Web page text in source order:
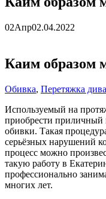
02Апр02.04.2022
Каим образом
Обивка, Перетяжка
Используемый на
приобрести приличный
обивки. Такая
серьёзных нарушений
процесс можно
такую работу в
профессионально
многих лет.